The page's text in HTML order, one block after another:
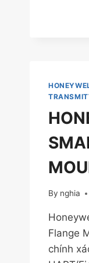
By nghia
Flange
chính